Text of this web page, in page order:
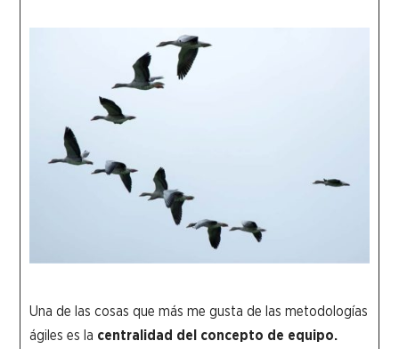
Una de las cosas que más me gusta de las metodologías
ágiles es la centralidad del concepto de equipo.